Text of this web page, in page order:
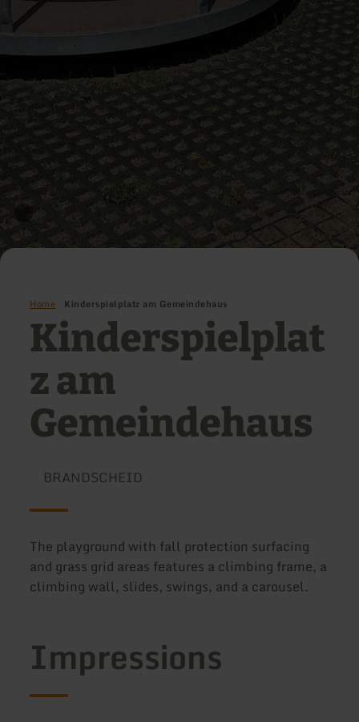
Home Kinderspielplatz am Gemeindehaus
Kinderspielplat
z am
Gemeindehaus
BRANDSCHEID
The playground with fall protection surfacing
and grass grid areas features a climbing frame, a
climbing wall, slides, swings, and a carousel.
Impressions